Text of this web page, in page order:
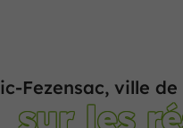
Fezensac, ville
sur les